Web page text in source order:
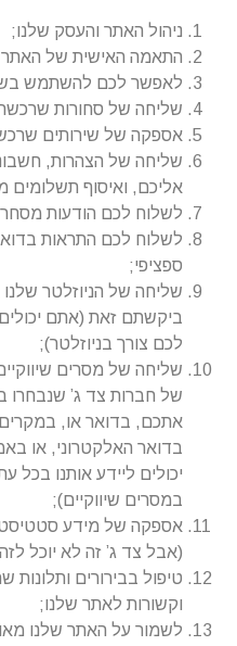
ניהול האתר והעסק שלנו;
התאמה האישית של האתר
לאפשר לכם להשתמש
שליחה של סחורות
אספקה של שירותים
שליחה של הצהרות,
אליכם, ואיסוף תשלומים
לשלוח לכם הודעות
לשלוח לכם התראות
ספציפי;
שליחה של הניוזלטר
ביקשתם זאת (אתם
לכם צורך בניוזלטר);
שליחה של מסרים
של חברות צד ג’ שנבחרו
אתכם, בדואר או,
בדואר האלקטרוני, או
יכולים ליידע אותנו בכל
במסרים שיווקיים);
אספקה של מידע
(אבל צד ג’ זה לא יוכל
טיפול בבירורים ותלונות
וקשורות לאתר שלנו;
לשמור על האתר שלנו